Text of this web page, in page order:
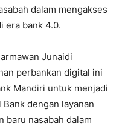
dalam mengakses
era bank 4.0.
Junaidi
perbankan digital ini
Mandiri untuk menjadi
dengan layanan
baru nasabah dalam